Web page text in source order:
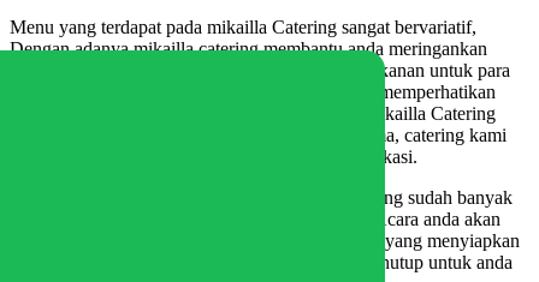
Menu yang terdapat pada mikailla Catering sangat bervariatif,
Dengan adanya mikailla catering membantu anda meringankan
tugas anda dalam menyiapkan beberapa jenis makanan untuk para
tamu undangan dan keluarga anda. Kami sangat memperhatikan
kualitas dari bahan-bahan yang akan dimasak. Mikailla Catering
adalah usaha makanan yang kami jalani sejak lama, catering kami
sudah banyak dipesan oleh semua kalangan di bekasi.
Anda tak perlu khawatir dengan catering kami yang sudah banyak
membantu acara kelurga ataupun acara lainnya. Acara anda akan
berjalan lancar dengan adanya jasa catering kami yang menyiapkan
beberapa makanan pembuka hingga hidangan penutup untuk anda